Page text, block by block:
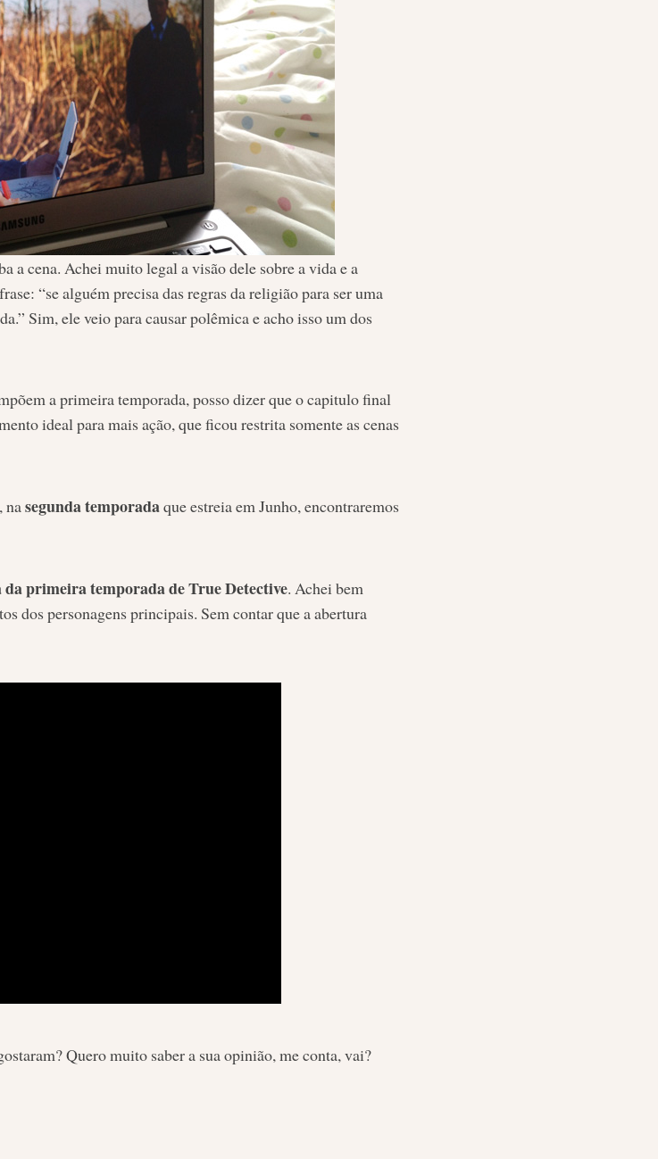
a cena. Achei muito legal a visão dele sobre a vida e a
“se alguém precisa das regras da religião para ser uma
Sim, ele veio para causar polêmica e acho isso um dos
a primeira temporada, posso dizer que o capitulo final
ideal para mais ação, que ficou restrita somente as cenas
nasegunda temporadaque estreia em Junho, encontraremos
primeira temporada de True Detective. Achei bem
dos personagens principais. Sem contar que a abertura
Quero muito saber a sua opinião, me conta, vai?